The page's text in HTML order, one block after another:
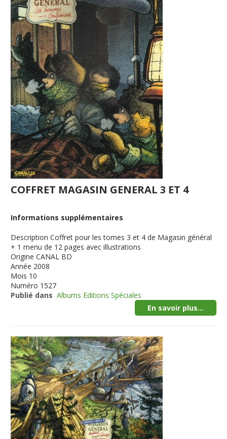
COFFRET MAGASIN GENERAL 3 ET 4
Informations supplémentaires
Description Coffret pour les tomes 3 et 4 de Magasin général
+ 1 menu de 12 pages avec illustrations
Origine CANAL BD
Année 2008
Mois 10
Numéro 1527
Publié dans Albums Editions Spéciales
En savoir plus...